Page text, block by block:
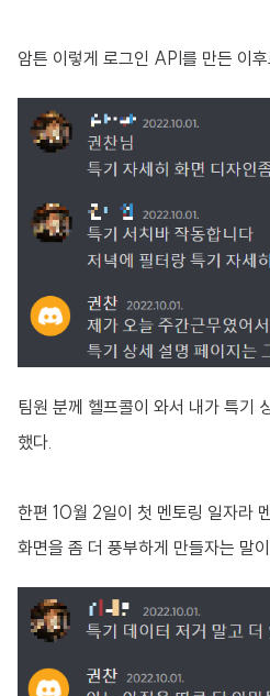
암튼 이렇게 로그인 API를 만든 이
팀원 분께 헬프콜이 와서 내가 특기
했다.
한편 10월 2일이 첫 멘토링 일자라
화면을 좀 더 풍부하게 만들자는 말